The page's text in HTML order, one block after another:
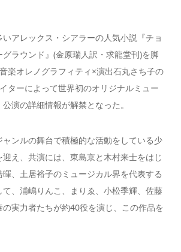
アレックス・シアラーの人気小説『チョ
ラウンド』(金原瑞人訳・求龍堂刊)を脚
楽オレノグラフィティ×演出石丸さち子の
ターによって世界初のオリジナルミュー
演の詳細情報が解禁となった。
ンルの舞台で積極的な活動をしている少
え、共演には、東島京と木村来士をはじ
、土居裕子のミュージカル界を代表する
、浦嶋りんこ、まりゑ、小松季輝、佐藤
実力者たちが約40役を演じ、この作品を